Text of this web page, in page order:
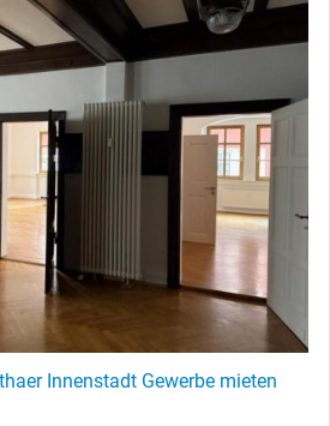
Innenstadt Gewerbe mieten